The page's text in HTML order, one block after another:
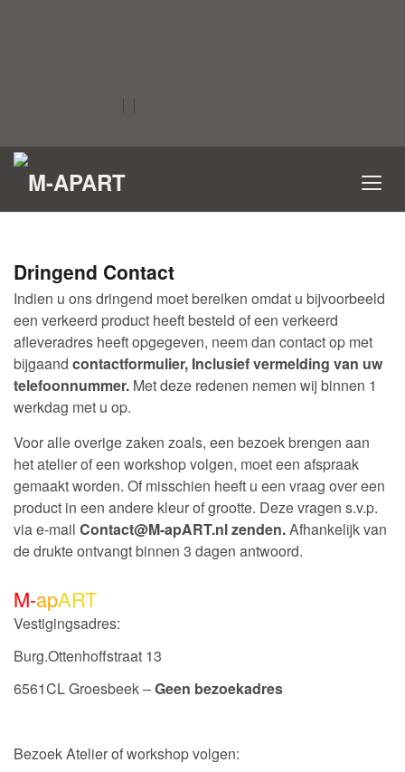
Dringend Contact
Indien u ons dringend moet bereiken omdat u bijvoorbeeld
een verkeerd product heeft besteld of een verkeerd
afleveradres heeft opgegeven, neem dan contact op met
bijgaand contactformulier, Inclusief vermelding van uw
telefoonnummer. Met deze redenen nemen wij binnen 1
werkdag met u op.
Voor alle overige zaken zoals, een bezoek brengen aan
het atelier of een workshop volgen, moet een afspraak
gemaakt worden. Of misschien heeft u een vraag over een
product in een andere kleur of grootte. Deze vragen s.v.p.
via e-mail Contact@M-apART.nl zenden.Afhankelijk van
de drukte ontvangt binnen 3 dagen antwoord.
M-apART
Vestigingsadres:
Burg.Ottenhoffstraat 13
6561CL Groesbeek –Geen bezoekadres
Bezoek Atelier of workshop volgen: